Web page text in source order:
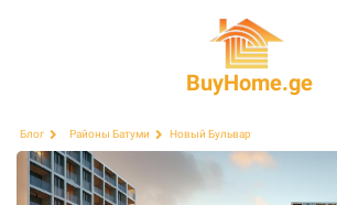
BuyHome.ge
Блог Районы Батуми Новый Бульвар